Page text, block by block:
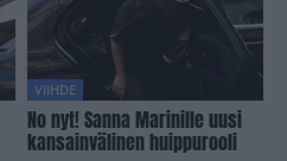
VIIHDE
No nyt! Sanna Marinille uusi
kansainvälinen huippurooli